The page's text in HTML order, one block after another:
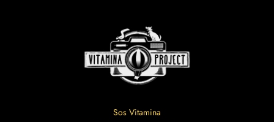
Sos Vitamina